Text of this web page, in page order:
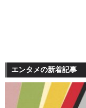
エンタメの新着記事